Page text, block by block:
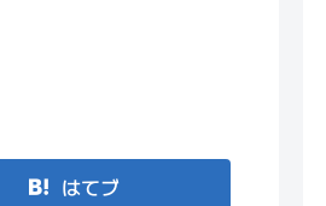
はてブ